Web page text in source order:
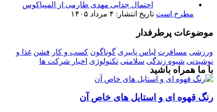
احتمال جدایی مهدی طارمی از المپیاکوس
مطرح است تاریخ انتشار: ۴ مرداد ۱۴۰۵
موضوعات پرطرفدار
ورزشی مسافرت لباس پاییزی گوناگون کسب و کار فشن غذا و
نوشیدنی شیوه زندگی سلامتی تکنولوژی اخبار شرکت ها
با ما همراه باشید
رنگ قهوه ای و استایل های خاص آن